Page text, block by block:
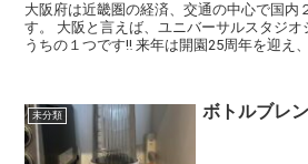
大阪府は近畿圏の経済、交通の中心で国内
す。 大阪と言えば、ユニバーサルスタジオジャパン♪ 世界に5つある
うちの１つです‼️ 来年は開園25周年を迎え
未分類 ボトルブレ